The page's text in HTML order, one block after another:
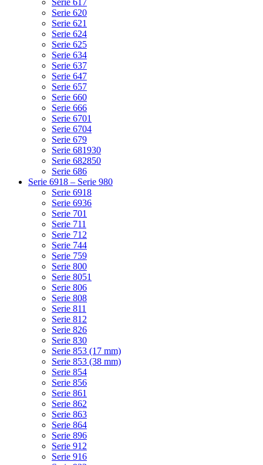
Serie 617
Serie 620
Serie 621
Serie 624
Serie 625
Serie 634
Serie 637
Serie 647
Serie 657
Serie 660
Serie 666
Serie 6701
Serie 6704
Serie 679
Serie 681930
Serie 682850
Serie 686
Serie 6918 – Serie 980
Serie 6918
Serie 6936
Serie 701
Serie 711
Serie 712
Serie 744
Serie 759
Serie 800
Serie 8051
Serie 806
Serie 808
Serie 811
Serie 812
Serie 826
Serie 830
Serie 853 (17 mm)
Serie 853 (38 mm)
Serie 854
Serie 856
Serie 861
Serie 862
Serie 863
Serie 864
Serie 896
Serie 912
Serie 916